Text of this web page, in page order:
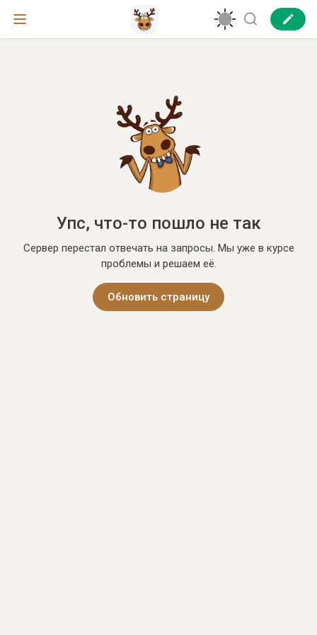
Упс, что-то пошло не так
Сервер перестал отвечать на запросы. Мы уже в курсе
проблемы и решаем её.
Обновить страницу